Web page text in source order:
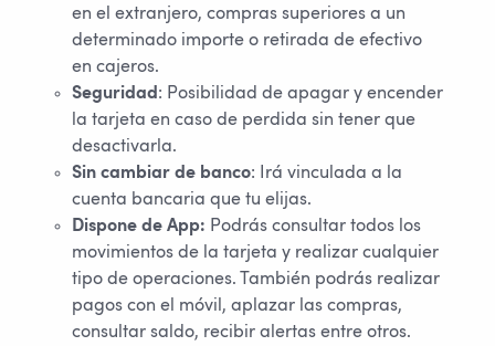
en el extranjero, compras superiores a un
determinado importe o retirada de efectivo
en cajeros.
Seguridad : Posibilidad de apagar y encender
la tarjeta en caso de perdida sin tener que
desactivarla.
Sin cambiar de banco: Irá vinculada a la
cuenta bancaria que tu elijas.
Dispone de App: Podrás consultar todos los
movimientos de la tarjeta y realizar cualquier
tipo de operaciones. También podrás realizar
pagos con el móvil, aplazar las compras,
consultar saldo, recibir alertas entre otros.